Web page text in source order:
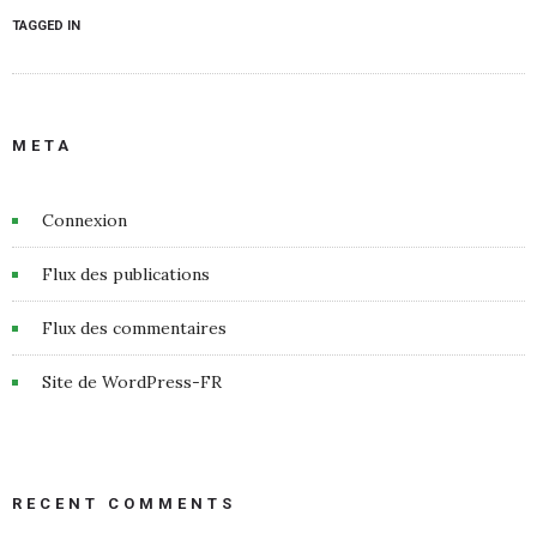
TAGGED IN
META
Connexion
Flux des publications
Flux des commentaires
Site de WordPress-FR
RECENT COMMENTS